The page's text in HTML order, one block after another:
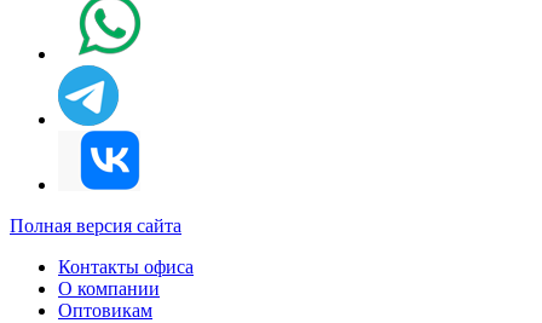
Полная версия сайта
Контакты офиса
О компании
Оптовикам